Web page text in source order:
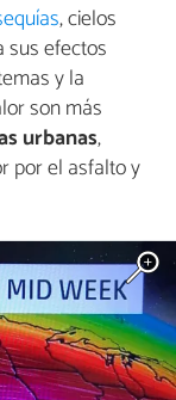
, cielos
sus efectos
y la
son más
urbanas,
por el asfalto y